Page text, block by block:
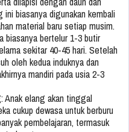
ini biasanya digunakan kembali
material baru setiap musim.
biasanya bertelur 1-3 butir
sekitar 40-45 hari. Setelah
oleh kedua induknya dan
mandiri pada usia 2-3
: Anak elang akan tinggal
cukup dewasa untuk berburu
pembelajaran, termasuk